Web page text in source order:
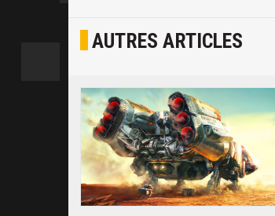
Joyeux
AUTRES ARTICLES